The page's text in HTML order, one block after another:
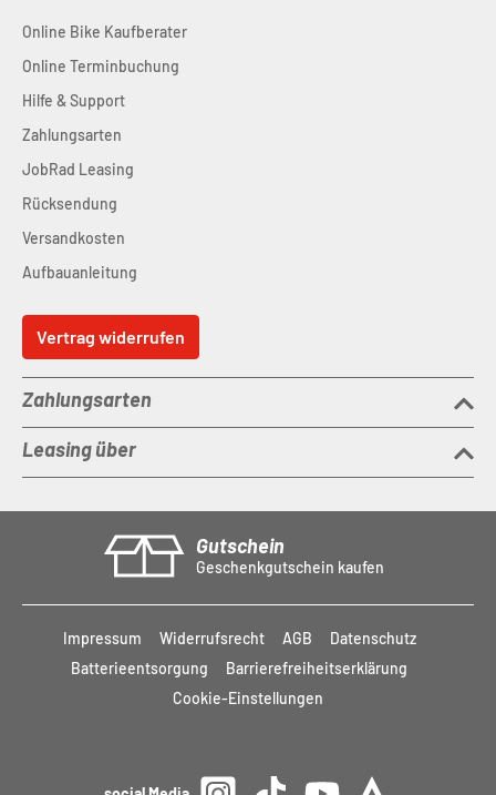
Online Bike Kaufberater
Online Terminbuchung
Hilfe & Support
Zahlungsarten
JobRad Leasing
Rücksendung
Versandkosten
Aufbauanleitung
Vertrag widerrufen
Zahlungsarten
Leasing über
Gutschein
Geschenkgutschein kaufen
Impressum Widerrufsrecht AGB
Datenschutz
Batterieentsorgung
Barrierefreiheitserklärung
Cookie-Einstellungen